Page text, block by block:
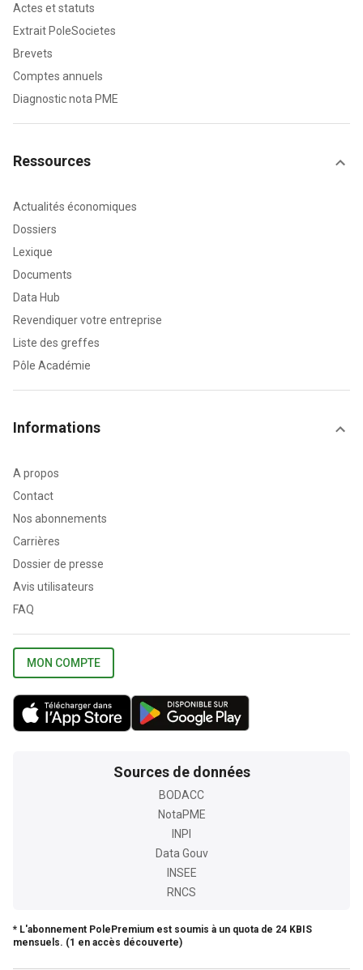
Actes et statuts
Extrait PoleSocietes
Brevets
Comptes annuels
Diagnostic nota PME
Ressources
Actualités économiques
Dossiers
Lexique
Documents
Data Hub
Revendiquer votre entreprise
Liste des greffes
Pôle Académie
Informations
A propos
Contact
Nos abonnements
Carrières
Dossier de presse
Avis utilisateurs
FAQ
MON COMPTE
Sources de données
BODACC
NotaPME
INPI
Data Gouv
INSEE
RNCS
* L'abonnement PolePremium est soumis à un quota de 24 KBIS
mensuels. (1 en accès découverte)